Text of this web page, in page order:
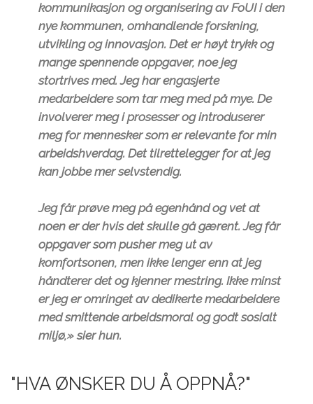
kommunikasjon og organisering av FoUI i den
nye kommunen, omhandlende forskning,
utvikling og innovasjon. Det er høyt trykk og
mange spennende oppgaver, noe jeg
stortrives med. Jeg har engasjerte
medarbeidere som tar meg med på mye. De
involverer meg i prosesser og introduserer
meg for mennesker som er relevante for min
arbeidshverdag. Det tilrettelegger for at jeg
kan jobbe mer selvstendig.
Jeg får prøve meg på egenhånd og vet at
noen er der hvis det skulle gå gærent. Jeg får
oppgaver som pusher meg ut av
komfortsonen, men ikke lenger enn at jeg
håndterer det og kjenner mestring. Ikke minst
er jeg er omringet av dedikerte medarbeidere
med smittende arbeidsmoral og godt sosialt
miljø,» sier hun.
"HVA ØNSKER DU Å OPPNÅ?"